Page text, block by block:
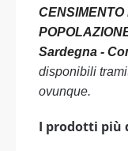
Sardegna -
disponibili
ovunque.
I prodotti più